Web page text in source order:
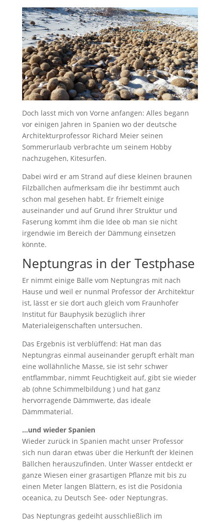
Doch lasst mich von Vorne anfangen: Alles begann
vor einigen Jahren in Spanien wo der deutsche
Architekturprofessor Richard Meier seinen
Sommerurlaub verbrachte um seinem Hobby
nachzugehen, Kitesurfen.
Dabei wird er am Strand auf diese kleinen braunen
Filzbällchen aufmerksam die ihr bestimmt auch
schon mal gesehen habt. Er friemelt einige
auseinander und auf Grund ihrer Struktur und
Faserung kommt ihm die Idee ob man sie nicht
irgendwie im Bereich der Dämmung einsetzen
könnte.
Neptungras in der Testphase
Er nimmt einige Bälle vom Neptungras mit nach
Hause und weil er nunmal Professor der Architektur
ist, lässt er sie dort auch gleich vom Fraunhofer
Institut für Bauphysik bezüglich ihrer
Materialeigenschaften untersuchen.
Das Ergebnis ist verblüffend: Hat man das
Neptungras einmal auseinander gerupft erhält man
eine wollähnliche Masse, sie ist sehr schwer
entflammbar, nimmt Feuchtigkeit auf, gibt sie wieder
ab (ohne Schimmelbildung ) und hat ganz
hervorragende Dämmwerte, das ideale
Dämmmaterial.
…und wieder Spanien
Wieder zurück in Spanien macht unser Professor
sich nun daran etwas über die Herkunft der kleinen
Bällchen herauszufinden. Unter Wasser entdeckt er
ganze Wiesen einer grasartigen Pflanze mit bis zu
einen Meter langen Blättern, es ist die Posidonia
oceanica, zu Deutsch See- oder Neptungras.
Das Neptungras gedeiht ausschließlich im